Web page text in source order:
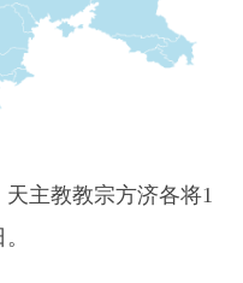
主教教宗方济各将1